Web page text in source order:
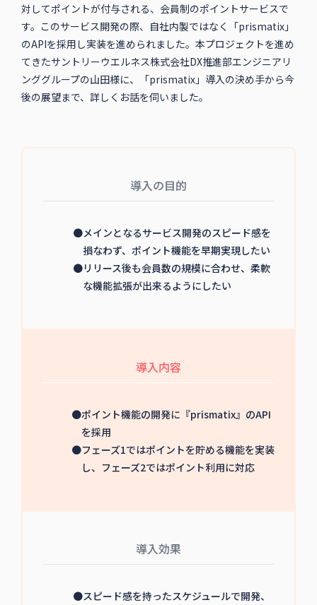
対してポイントが付与される、会員制のポイントサービスで
す。このサービス開発の際、自社内製ではなく「prismatix」
のAPIを採用し実装を進められました。本プロジェクトを進め
てきたサントリーウエルネス株式会社DX推進部エンジニアリ
ンググループの山田様に、「prismatix」導入の決め手から今
後の展望まで、詳しくお話を伺いました。
導入の目的
●メインとなるサービス開発のスピード感を
損なわず、ポイント機能を早期実現したい
●リリース後も会員数の規模に合わせ、柔軟
な機能拡張が出来るようにしたい
導入内容
●ポイント機能の開発に『prismatix』のAPI
を採用
●フェーズ1ではポイントを貯める機能を実装
し、フェーズ2ではポイント利用に対応
導入効果
●スピード感を持ったスケジュールで開発、